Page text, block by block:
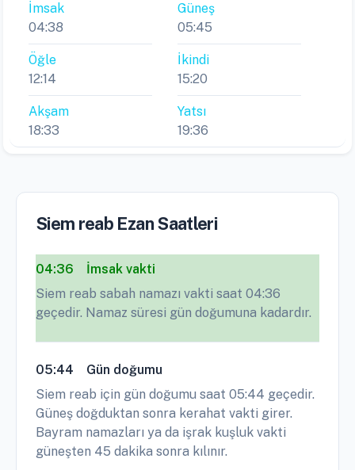
İmsak
04:38
Güneş
05:45
Öğle
12:14
İkindi
15:20
Akşam
18:33
Yatsı
19:36
Siem reab Ezan Saatleri
04:36
İmsak vakti
Siem reab sabah namazı vakti saat 04:36
geçedir. Namaz süresi gün doğumuna kadardır.
05:44
Gün doğumu
Siem reab için gün doğumu saat 05:44 geçedir.
Güneş doğduktan sonra kerahat vakti girer.
Bayram namazları ya da işrak kuşluk vakti
güneşten 45 dakika sonra kılınır.